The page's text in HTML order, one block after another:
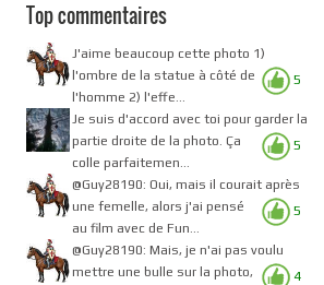
Top commentaires
5
J'aime beaucoup cette photo 1)
l'ombre de la statue à côté de
l'homme 2) l'effe...
5
Je suis d'accord avec toi pour garder la
partie droite de la photo. Ça
colle parfaitemen...
5
@Guy28190: Oui, mais il courait après
une femelle, alors j'ai pensé
au film avec de Fun...
4
@Guy28190: Mais, je n'ai pas voulu
mettre une bulle sur la photo,